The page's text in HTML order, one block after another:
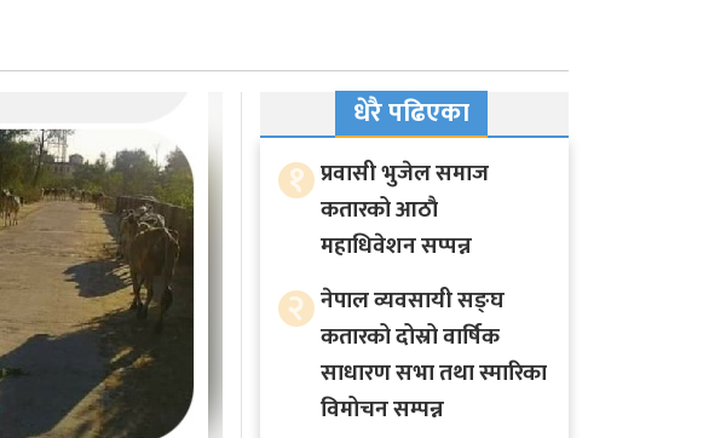
धेरै पढिएका
१ प्रवासी भुजेल समाज
कतारको आठाै
महाधिवेशन सप्पन्न
२ नेपाल व्यवसायी सङ्घ
कतारको दोस्रो वार्षिक
साधारण सभा तथा स्मारिका
विमोचन सम्पन्न